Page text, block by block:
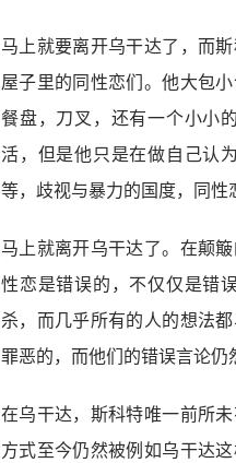
马上就要离开乌干达了，而
屋子里的同性恋们。他大包
餐盘，刀叉，还有一个小小
活，但是他只是在做自己认
等，歧视与暴力的国度，同性
马上就离开乌干达了。在颠
性恋是错误的，不仅仅是错
杀，而几乎所有的人的想法
罪恶的，而他们的错误言论仍
在乌干达，斯科特唯一前所
方式至今仍然被例如乌干达